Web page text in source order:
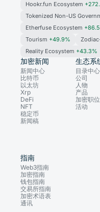
Hookr.fun Ecosystem
Tokenized Non-US
Etherfuse Ecosystem
Tourism +49.9%
Reality Ecosystem +43.3%
加密新闻
新闻中心
比特币
以太坊
Xrp
DeFi
NFT
稳定币
新闻稿
生态系
目录中心
公司
人物
产品
加密职位
活动
指南
Web3指南
加密指南
钱包指南
交易所指南
加密术语表
通讯